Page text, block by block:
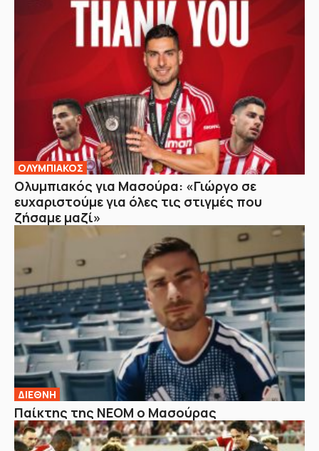
ΟΛΥΜΠΙΑΚΟΣ
Ολυμπιακός για Μασούρα: «Γιώργο σε
ευχαριστούμε για όλες τις στιγμές που
ζήσαμε μαζί»
ΔΙΕΘΝΗ
Παίκτης της ΝΕΟΜ ο Μασούρας